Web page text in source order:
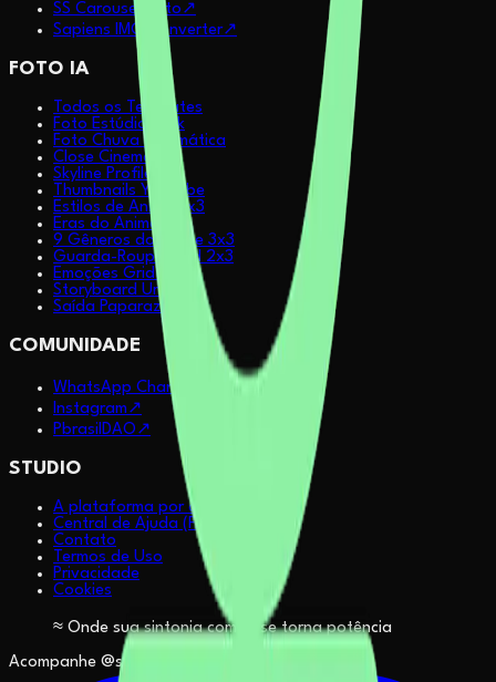
SS Carousel Auto ↗
Sapiens IMG Converter↗
FOTO IA
Todos os Templates
Foto Estúdio Dark
Foto Chuva Cinemática
Close Cinemático
Skyline Profile
Thumbnails YouTube
Estilos de Anime 2x3
Eras do Anime 2x3
9 Gêneros do Anime 3x3
Guarda-Roupa Grid 2x3
Emoções Grid 2x2
Storyboard Urbano
Saída Paparazzi
COMUNIDADE
WhatsApp Channel
Instagram ↗
PbrasilDAO ↗
STUDIO
A plataforma por dentro
Central de Ajuda (FAQ)
Contato
Termos de Uso
Privacidade
Cookies
≈ Onde sua sintonia com IA se torna potência
Acompanhe @sapiensinteticos